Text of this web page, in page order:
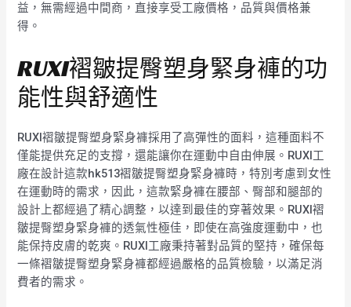
益，無需經過中間商，直接享受工廠價格，品質與價格兼
得。
RUXI褶皺提臀塑身緊身褲的功
能性與舒適性
RUXI褶皺提臀塑身緊身褲採用了高彈性的面料，這種面料不
僅能提供充足的支撐，還能讓你在運動中自由伸展。RUXI工
廠在設計這款hk513褶皺提臀塑身緊身褲時，特別考慮到女性
在運動時的需求，因此，這款緊身褲在腰部、臀部和腿部的
設計上都經過了精心調整，以達到最佳的穿著效果。RUXI褶
皺提臀塑身緊身褲的透氣性極佳，即使在高強度運動中，也
能保持皮膚的乾爽。RUXI工廠秉持著對品質的堅持，確保每
一條褶皺提臀塑身緊身褲都經過嚴格的品質檢驗，以滿足消
費者的需求。